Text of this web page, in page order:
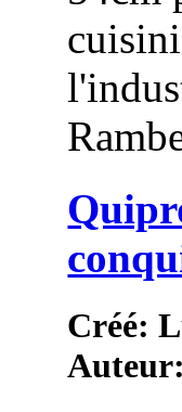
Créé: